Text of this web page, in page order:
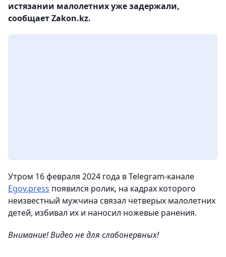
истязании малолетних уже задержали,
сообщает Zakon.kz.
Утром 16 февраля 2024 года в Telegram-канале
Egov.press появился ролик, на кадрах которого
неизвестный мужчина связал четверых малолетних
детей, избивал их и наносил ножевые ранения.
Внимание! Видео не для слабонервных!